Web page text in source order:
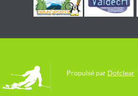
Propulsé par Dotclear